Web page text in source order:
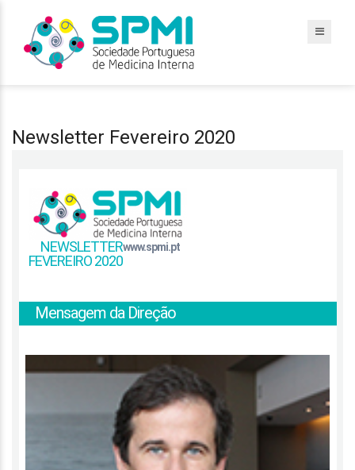
Newsletter Fevereiro 2020